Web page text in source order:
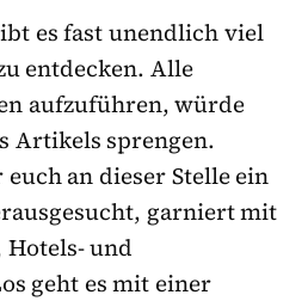
es fast unendlich viel
entdecken. Alle
aufzuführen, würde
Artikels sprengen.
an dieser Stelle ein
garniert mit
Hotels- und
geht es mit einer